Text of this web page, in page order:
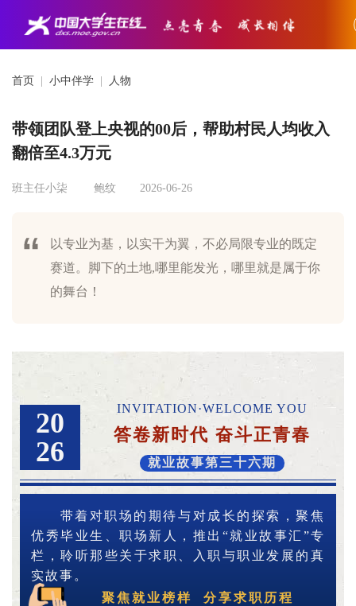
首页 小中伴学 人物
带领团队登上央视的00后，帮助村民人均收入
翻倍至4.3万元
班主任小柒 鲍纹 2026-06-26
以专业为基，以实干为翼，不必局限专业的既定
赛道。脚下的土地,哪里能发光，哪里就是属于你
的舞台！
20
26
INVITATION·WELCOME YOU
答卷新时代 奋斗正青春
就业故事第三十六期
带着对职场的期待与对成长的探索，聚焦
优秀毕业生、职场新人，推出“就业故事汇”专
栏，聆听那些关于求职、入职与职业发展的真
实故事。
聚焦就业榜样 分享求职历程